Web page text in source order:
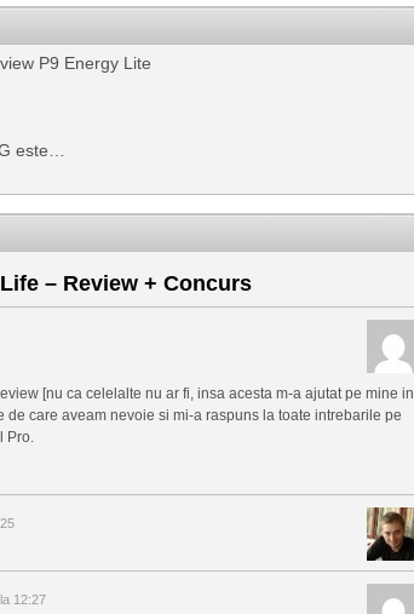
P9 Energy Lite
este…
– Review + Concurs
[nu ca celelalte nu ar fi, insa acesta m-a ajutat pe mine in
care aveam nevoie si mi-a raspuns la toate intrebarile pe
Pro.
12:27